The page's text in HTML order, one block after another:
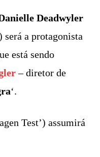
Deadwyler
será a protagonista
está sendo
– diretor de
‘.
Test’) assumirá